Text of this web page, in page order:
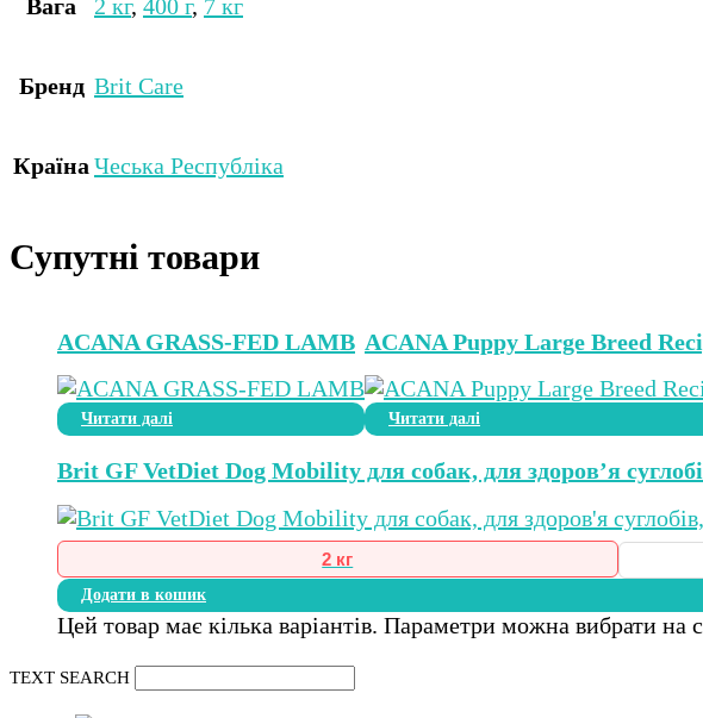
Вага 2 кг, 400 г, 7 кг
Бренд Brit Care
Країна Чеська Республіка
Супутні товари
ACANA GRASS-FED LAMB
Читати далі
ACANA Puppy Large Breed
Читати далі
Brit GF VetDiet Dog Mobility для собак, для здоров’я
2 кг
Додати в кошик
Цей товар має кілька варіантів. Параметри можна вибрати на
TEXT SEARCH